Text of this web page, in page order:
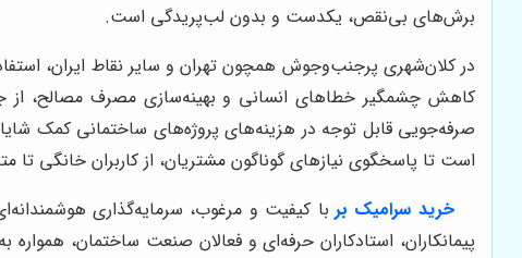
برش‌های بی‌نقص، یکدست و بدون لب‌پریدگی است.
در کلان‌شهری پرجنب‌وجوش همچون تهران و سایر نقاط ایران،
کاهش چشمگیر خطاهای انسانی و بهینه‌سازی مصرف مصالح، از
صرفه‌جویی قابل توجه در هزینه‌های پروژه‌های ساختمانی کمک
است تا پاسخگوی نیازهای گوناگون مشتریان، از کاربران خانگی
خرید سرامیک بر با کیفیت و مرغوب، سرمایه‌گذاری
پیمانکاران، استادکاران حرفه‌ای و فعالان صنعت ساختمان،